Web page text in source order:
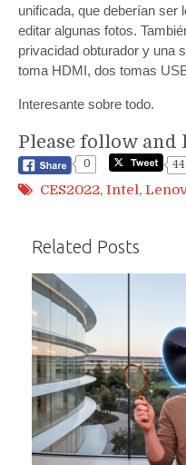
unificada, que deberían ser
editar algunas fotos.
privacidad obturador y una
toma HDMI, dos tomas
Interesante sobre todo.
Please follow and
0
44
CES2022, Intel,
Related Posts